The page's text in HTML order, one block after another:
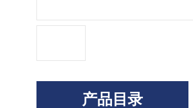
产品目录